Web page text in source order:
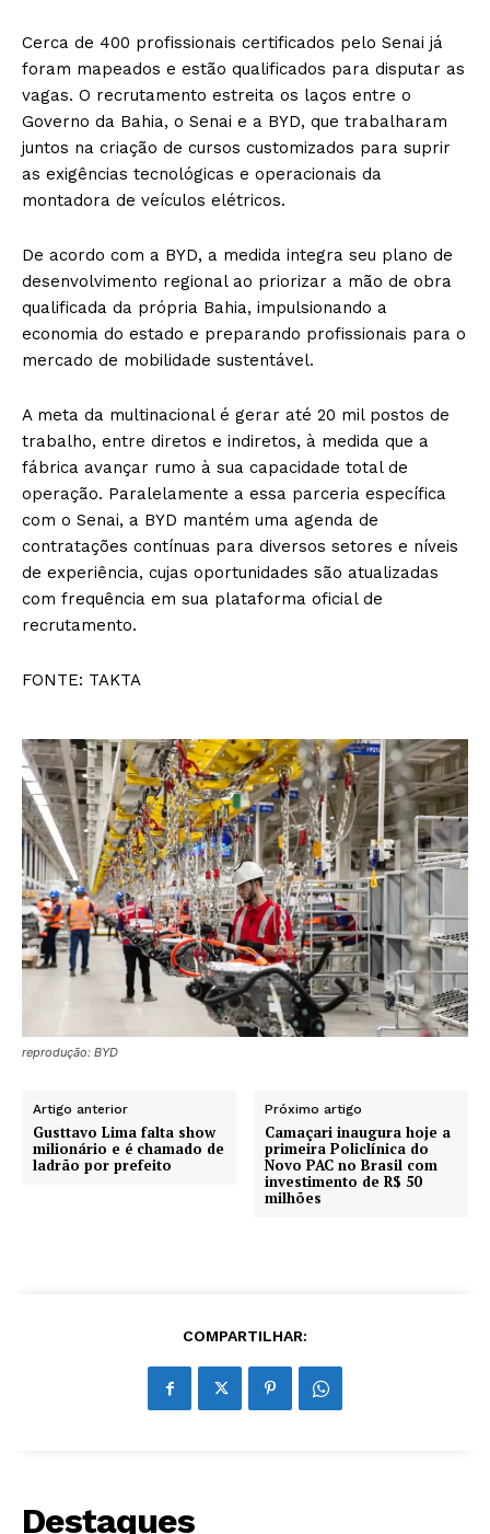
Cerca de 400 profissionais certificados pelo Senai já
foram mapeados e estão qualificados para disputar as
vagas. O recrutamento estreita os laços entre o
Governo da Bahia, o Senai e a BYD, que trabalharam
juntos na criação de cursos customizados para suprir
as exigências tecnológicas e operacionais da
montadora de veículos elétricos.
De acordo com a BYD, a medida integra seu plano de
desenvolvimento regional ao priorizar a mão de obra
qualificada da própria Bahia, impulsionando a
economia do estado e preparando profissionais para o
mercado de mobilidade sustentável.
A meta da multinacional é gerar até 20 mil postos de
trabalho, entre diretos e indiretos, à medida que a
fábrica avançar rumo à sua capacidade total de
operação. Paralelamente a essa parceria específica
com o Senai, a BYD mantém uma agenda de
contratações contínuas para diversos setores e níveis
de experiência, cujas oportunidades são atualizadas
com frequência em sua plataforma oficial de
recrutamento.
FONTE: TAKTA
reprodução: BYD
Artigo anterior
Gusttavo Lima falta show
milionário e é chamado de
ladrão por prefeito
Próximo artigo
Camaçari inaugura hoje a
primeira Policlínica do
Novo PAC no Brasil com
investimento de R$ 50
milhões
COMPARTILHAR:
Destaques